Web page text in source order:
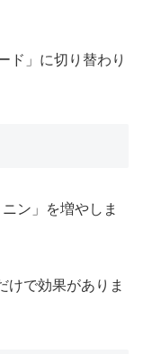
ド」に切り替わり
ン」を増やしま
けで効果がありま